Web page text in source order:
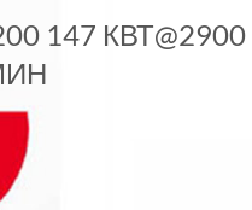
147 КВТ@2900